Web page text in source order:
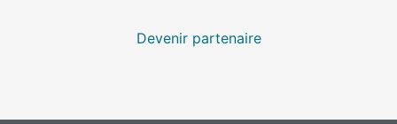
Devenir partenaire